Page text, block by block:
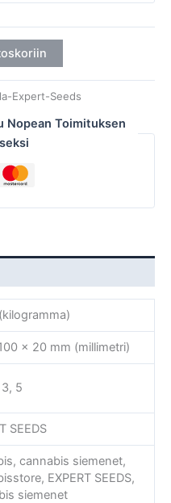
Expert-Seeds
Nopean Toimituksen
× 20 mm (millimetri)
5
SEEDS
cannabis siemenet,
EXPERT SEEDS,
siemenet